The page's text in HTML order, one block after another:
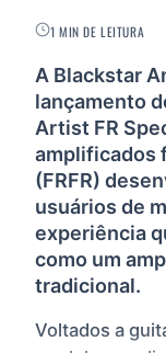
1 MIN DE LEITURA
A Blackstar
lançamento
Artist FR
amplificados
(FRFR)
usuários de
experiência
como um
tradicional.
Voltados a